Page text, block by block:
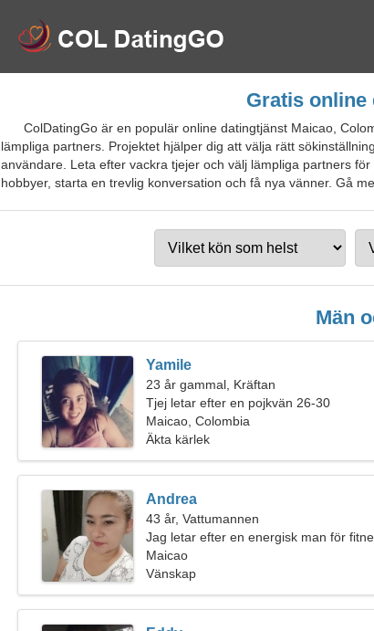
Gratis online
ColDatingGo är en populär online datingtjänst Maicao,
lämpliga partners. Projektet hjälper dig att välja rätt
användare. Leta efter vackra tjejer och välj lämpliga partners
hobbyer, starta en trevlig konversation och få nya vänner. Gå
Män
Yamile
23 år gammal, Kräftan
Tjej letar efter en pojkvän 26-30
Maicao, Colombia
Äkta kärlek
Andrea
43 år, Vattumannen
Jag letar efter en energisk man för
Maicao
Vänskap